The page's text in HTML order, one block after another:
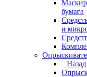
бумага
и
Назад